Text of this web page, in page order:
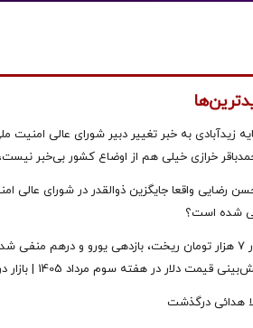
زیدآبادی به خبر تغییر دبیر شورای عالی امنیت
خرازی خیلی هم از اوضاع کشور بی‌خبر
رضایی واقعا جایگزین ذوالقدر در شورای عالی
شده است؟
دلار ۷ هزار تومان ریخت، بازدهی یورو و درهم منفی
پیش‌بینی قیمت دلار در هفته سوم
هدائی درگذشت